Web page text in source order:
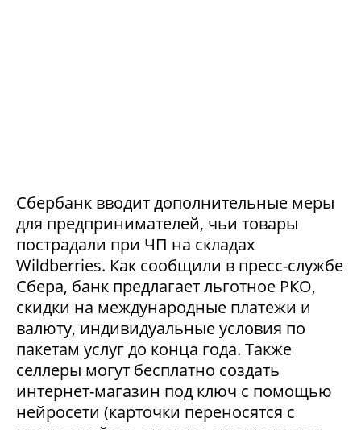
Сбербанк вводит дополнительные меры
для предпринимателей, чьи товары
пострадали при ЧП на складах
Wildberries. Как сообщили в пресс-службе
Сбера, банк предлагает льготное РКО,
скидки на международные платежи и
валюту, индивидуальные условия по
пакетам услуг до конца года. Также
селлеры могут бесплатно создать
интернет-магазин под ключ с помощью
нейросети (карточки переносятся с